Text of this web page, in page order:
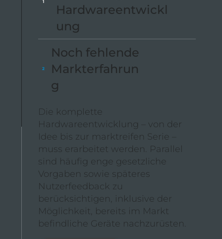
1
Hardwareentwickl
ung
2
Noch fehlende
Markterfahrun
g
Die komplette
Hardwareentwicklung – von der
Idee bis zur marktreifen Serie –
muss erarbeitet werden. Parallel
sind häufig enge gesetzliche
Vorgaben sowie späteres
Nutzerfeedback zu
berücksichtigen, inklusive der
Möglichkeit, bereits im Markt
befindliche Geräte nachzurüsten.